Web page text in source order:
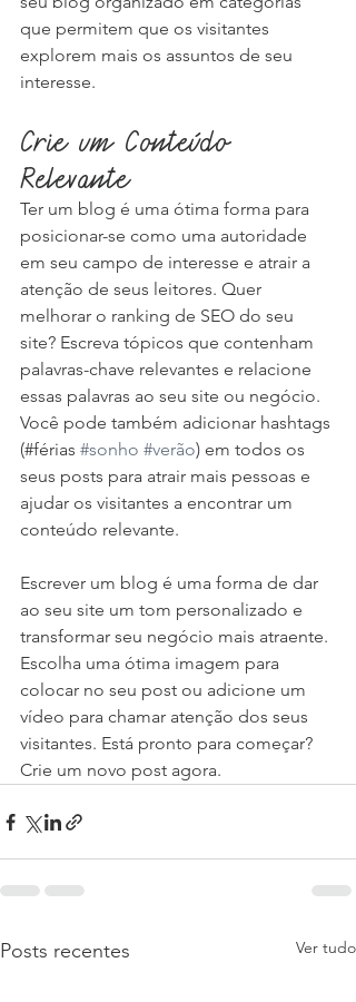
que permitem que os visitantes
explorem mais os assuntos de seu
interesse.
Crie um Conteúdo
Relevante
Ter um blog é uma ótima forma para
posicionar-se como uma autoridade
em seu campo de interesse e atrair a
atenção de seus leitores. Quer
melhorar o ranking de SEO do seu
site? Escreva tópicos que contenham
palavras-chave relevantes e relacione
essas palavras ao seu site ou negócio.
Você pode também adicionar hashtags
(#férias #sonho #verão) em todos os
seus posts para atrair mais pessoas e
ajudar os visitantes a encontrar um
conteúdo relevante.
Escrever um blog é uma forma de dar
ao seu site um tom personalizado e
transformar seu negócio mais atraente.
Escolha uma ótima imagem para
colocar no seu post ou adicione um
vídeo para chamar atenção dos seus
visitantes. Está pronto para começar?
Crie um novo post agora.
Posts recentes Ver tudo